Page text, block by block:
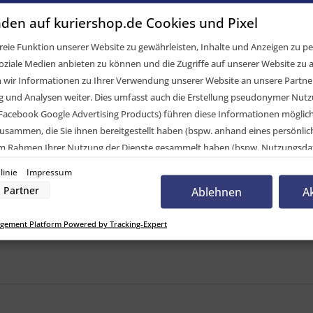
II, 12/24V, rechts, 7-pol.+ 4x2-pol. ASS, ISO-
Systems GmbH
II
II, 12/24V, rechts, 7-pol.+ 4x2-pol. ASS, ISO-
auf kuriershop.de Cookies und Pixel
Funktion unserer Website zu gewährleisten, Inhalte und Anzeigen zu
Medien anbieten zu können und die Zugriffe auf unserer Website zu
wir Informationen zu Ihrer Verwendung unserer Website an unsere
und Analysen weiter. Dies umfasst auch die Erstellung pseudonymer
Google Advertising Products) führen diese Informationen
die Sie ihnen bereitgestellt haben (bspw. anhand eines
Rahmen Ihrer Nutzung der Dienste gesammelt haben (bspw.
Button links unten klicken und dort die entsprechenden Anpassungen
durch unsere Partner:
Zugriff auf Informationen auf einem Endgerät
Profilen zur Auswahl personalisierter Werbung
Impressum
Partner Ablehnen
Platform Powered by Tracking-Expert